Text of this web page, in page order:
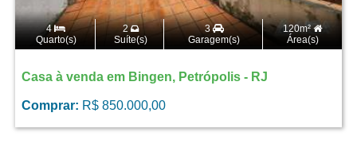
4
Quarto(s)
2
Suíte(s)
3
Garagem(s)
120m²
Área(s)
Casa à venda em Bingen, Petrópolis - RJ
Comprar: R$ 850.000,00